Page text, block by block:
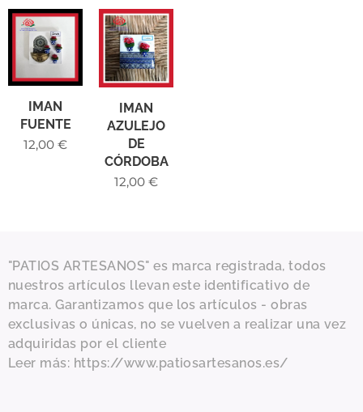
IMAN
FUENTE
12,00 €
IMAN
AZULEJO
DE
CÓRDOBA
12,00 €
"PATIOS ARTESANOS" es marca registrada, todos
nuestros artículos llevan este identificativo de
marca. Garantizamos que los artículos - obras
exclusivas o únicas, no se vuelven a realizar una vez
adquiridas por el cliente
Leer más: https://www.patiosartesanos.es/